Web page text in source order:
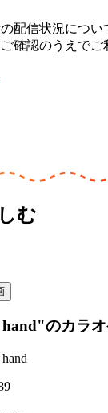
配信状況につい
確認のうえでご
む
hand"のカラ